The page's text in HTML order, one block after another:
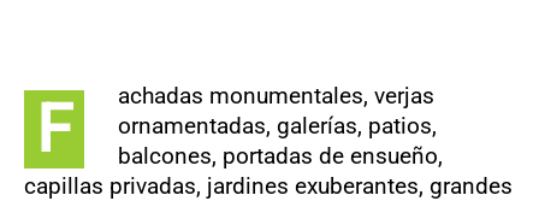
F
achadas monumentales, verjas
ornamentadas, galerías, patios,
balcones, portadas de ensueño,
capillas privadas, jardines exuberantes, grandes